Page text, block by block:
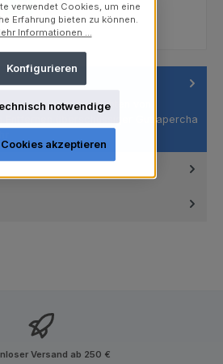
oder Verdichten von
Entfernen überschüssiger Guttapercha
Versand ab 250 €
verwendet Cookies, um eine
Erfahrung bieten zu können.
Informationen ...
notwendige
Konfigurieren
akzeptieren